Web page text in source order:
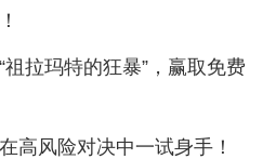
拉玛特的狂暴”，赢取免费
风险对决中一试身手！